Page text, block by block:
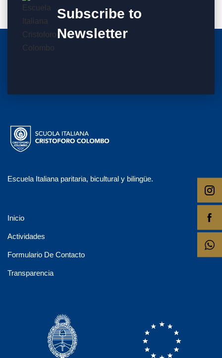
Subscribe to
Newsletter
Escuela Italiana paritaria, bicultural y bilingüe.
Inicio
Actividades
Formulario De Contacto
Transparencia